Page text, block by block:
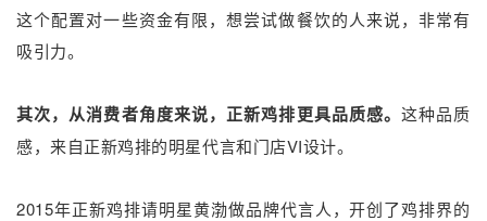
这个配置对一些资金有限，想尝试做餐饮的人来说，非常有
吸引力。
其次，从消费者角度来说，正新鸡排更具品质感。这种品质
感，来自正新鸡排的明星代言和门店VI设计。
2015年正新鸡排请明星黄渤做品牌代言人，开创了鸡排界的